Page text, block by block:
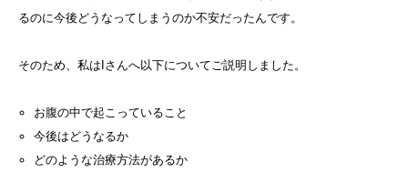
るのに今後どうなってしまうのか不安だったんです。
そのため、私はIさんへ以下についてご説明しました。
お腹の中で起こっていること
今後はどうなるか
どのような治療方法があるか